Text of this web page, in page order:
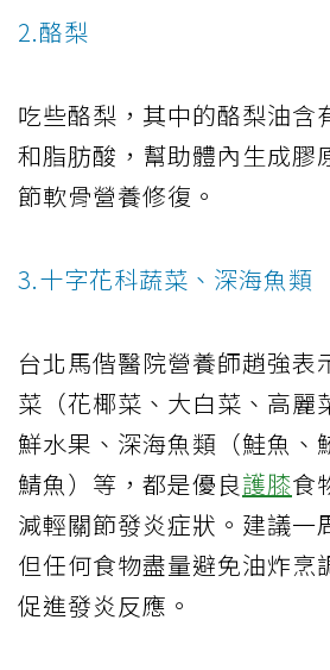
2.酪梨
吃些酪梨，其中的酪梨油含
和脂肪酸，幫助體內生成膠
節軟骨營養修復。
3.十字花科蔬菜、深海魚類
台北馬偕醫院營養師趙強表
菜（花椰菜、大白菜、高麗
鮮水果、深海魚類（鮭魚、
鯖魚）等，都是優良護膝食
減輕關節發炎症狀。建議一
但任何食物盡量避免油炸烹
促進發炎反應。